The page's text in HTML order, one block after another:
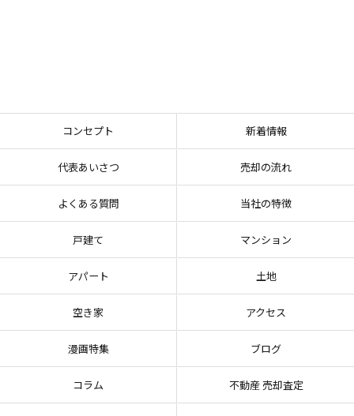
コンセプト 新着情報
代表あいさつ 売却の流れ
よくある質問 当社の特徴
戸建て マンション
アパート 土地
空き家 アクセス
漫画特集 ブログ
コラム 不動産 売却査定